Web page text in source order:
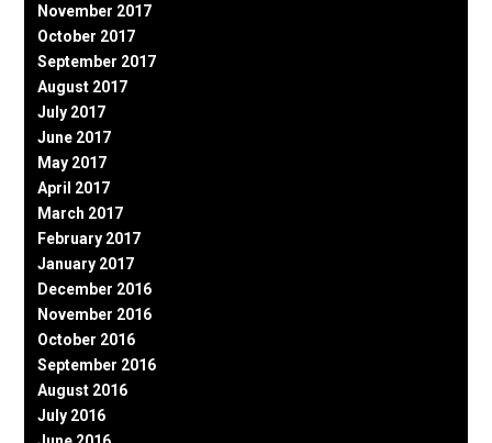
November 2017
October 2017
September 2017
August 2017
July 2017
June 2017
May 2017
April 2017
March 2017
February 2017
January 2017
December 2016
November 2016
October 2016
September 2016
August 2016
July 2016